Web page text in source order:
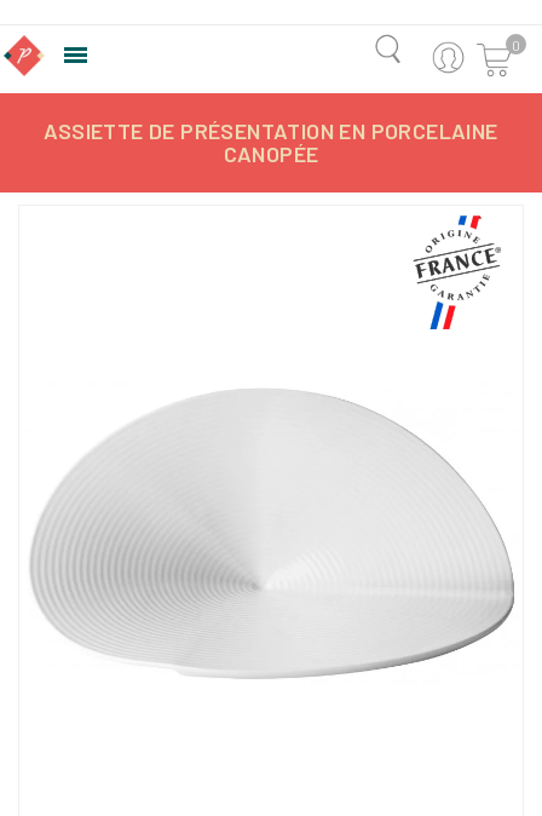
 0
ASSIETTE DE PRÉSENTATION EN PORCELAINE
CANOPÉE